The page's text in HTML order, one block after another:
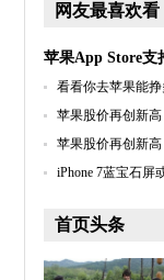
网友最喜欢看
苹果App Store支
看看你去苹果能
苹果股价再创新
苹果股价再创新
iPhone 7蓝宝石屏
首页头条